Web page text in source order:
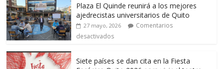
Plaza El Quinde reunirá a los mejores
ajedrecistas universitarios de Quito
27 mayo, 2026
Comentarios
desactivados
Siete países se dan cita en la Fiesta